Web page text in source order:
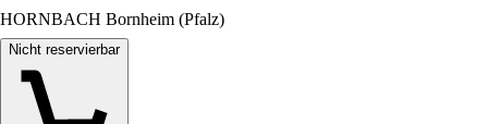
HORNBACH Bornheim (Pfalz)
Nicht reservierbar